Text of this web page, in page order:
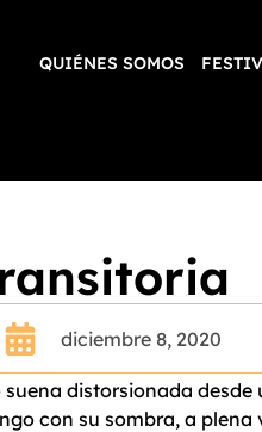
QUIÉNES SOMOS
diciembre 8, 2020
distorsionada
con su sombra, a